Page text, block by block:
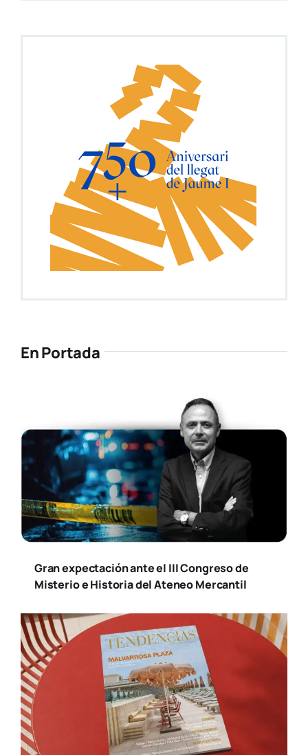
En Portada
Gran expectación ante el III Congreso de
Misterio e Historia del Ateneo Mercantil